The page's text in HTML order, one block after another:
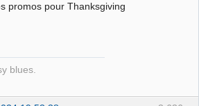
promos pour Thanksgiving
blues.